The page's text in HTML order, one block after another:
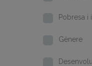
Pobresa i
Gènere